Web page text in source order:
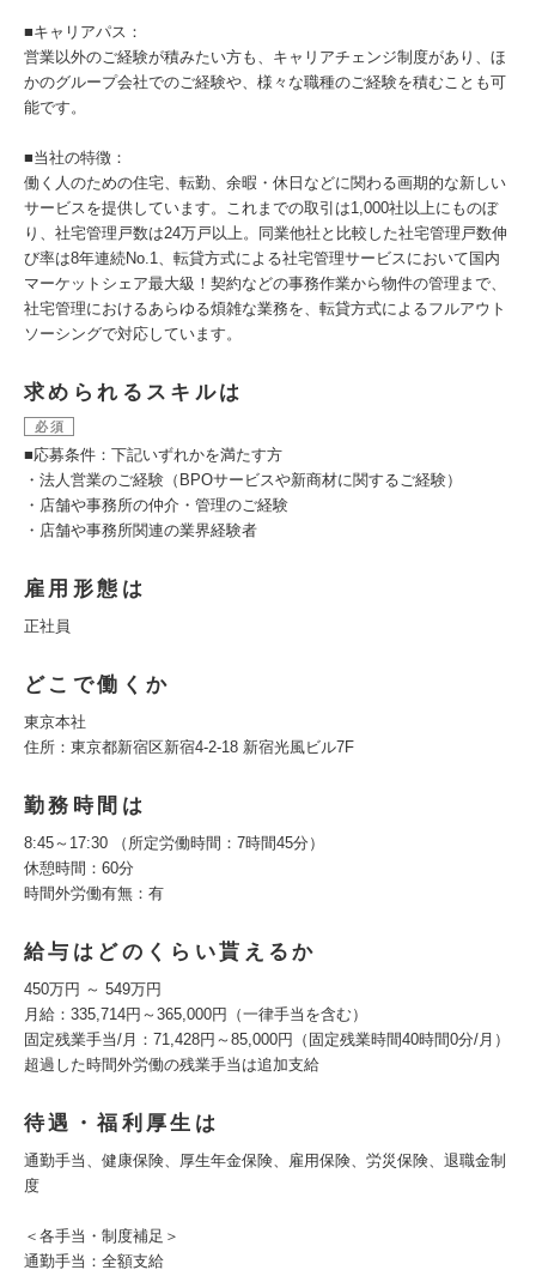
■キャリアパス：
営業以外のご経験が積みたい方も、キャリアチェンジ制度があり、ほ
かのグループ会社でのご経験や、様々な職種のご経験を積むことも可
能です。
■当社の特徴：
働く人のための住宅、転勤、余暇・休日などに関わる画期的な新しい
サービスを提供しています。これまでの取引は1,000社以上にものぼ
り、社宅管理戸数は24万戸以上。同業他社と比較した社宅管理戸数伸
び率は8年連続No.1、転貸方式による社宅管理サービスにおいて国内
マーケットシェア最大級！契約などの事務作業から物件の管理まで、
社宅管理におけるあらゆる煩雑な業務を、転貸方式によるフルアウト
ソーシングで対応しています。
求められるスキルは
必須
■応募条件：下記いずれかを満たす方
・法人営業のご経験（BPOサービスや新商材に関するご経験）
・店舗や事務所の仲介・管理のご経験
・店舗や事務所関連の業界経験者
雇用形態は
正社員
どこで働くか
東京本社
住所：東京都新宿区新宿4-2-18 新宿光風ビル7F
勤務時間は
8:45～17:30 （所定労働時間：7時間45分）
休憩時間：60分
時間外労働有無：有
給与はどのくらい貰えるか
450万円 ～ 549万円
月給：335,714円～365,000円（一律手当を含む）
固定残業手当/月：71,428円～85,000円（固定残業時間40時間0分/月）
超過した時間外労働の残業手当は追加支給
待遇・福利厚生は
通勤手当、健康保険、厚生年金保険、雇用保険、労災保険、退職金制
度
＜各手当・制度補足＞
通勤手当：全額支給